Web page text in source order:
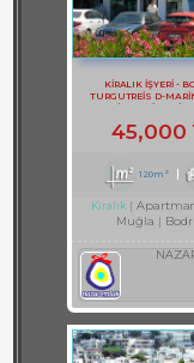
KİRALIK İŞYERİ -
TURGUTREİS D-
45,000
120m²
Kiralık
Muğla